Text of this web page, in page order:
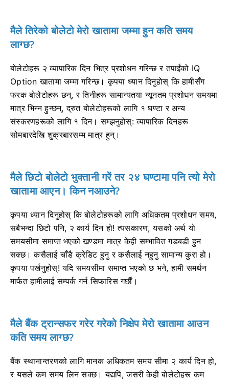
मैले तिरेको बोलेटो मेरो खातामा जम्मा हुन कति समय
लाग्छ?
बोलेटोहरू २ व्यापारिक दिन भित्र प्रशोधन गरिन्छ र तपाईंको IQ
Option खातामा जम्मा गरिन्छ। कृपया ध्यान दिनुहोस् कि हामीसँग
फरक बोलेटोहरू छन्, र तिनीहरू सामान्यतया न्यूनतम प्रशोधन समयमा
मात्र भिन्न हुन्छन्, द्रुत बोलेटोहरूको लागि १ घण्टा र अन्य
संस्करणहरूको लागि १ दिन। सम्झनुहोस्: व्यापारिक दिनहरू
सोमबारदेखि शुक्रबारसम्म मात्र हुन्।
मैले छिटो बोलेटो भुक्तानी गरें तर २४ घण्टामा पनि त्यो मेरो
खातामा आएन। किन नआउने?
कृपया ध्यान दिनुहोस् कि बोलेटोहरूको लागि अधिकतम प्रशोधन समय,
सबैभन्दा छिटो पनि, २ कार्य दिन हो! त्यसकारण, यसको अर्थ यो
समयसीमा समाप्त भएको खण्डमा मात्र केही सम्भावित गडबडी हुन
सक्छ। कसैलाई चाँडै क्रेडिट हुनु र कसैलाई नहुनु सामान्य कुरा हो।
कृपया पर्खनुहोस्! यदि समयसीमा समाप्त भएको छ भने, हामी समर्थन
मार्फत हामीलाई सम्पर्क गर्न सिफारिस गर्छौं।
मैले बैंक ट्रान्सफर गरेर गरेको निक्षेप मेरो खातामा आउन
कति समय लाग्छ?
बैंक स्थानान्तरणको लागि मानक अधिकतम समय सीमा २ कार्य दिन हो,
र यसले कम समय लिन सक्छ। यद्यपि, जसरी केही बोलेटोहरू कम